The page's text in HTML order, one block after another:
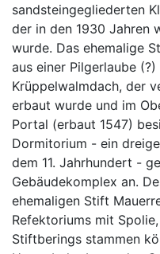
sandsteingegliederten
der in den 1930 Jahren
wurde. Das ehemalige
aus einer Pilgerlaube
Krüppelwalmdach, der
erbaut wurde und im
Portal (erbaut 1547)
Dormitorium - ein
dem 11. Jahrhundert -
Gebäudekomplex an.
ehemaligen Stift
Refektoriums mit
Stiftberings stammen